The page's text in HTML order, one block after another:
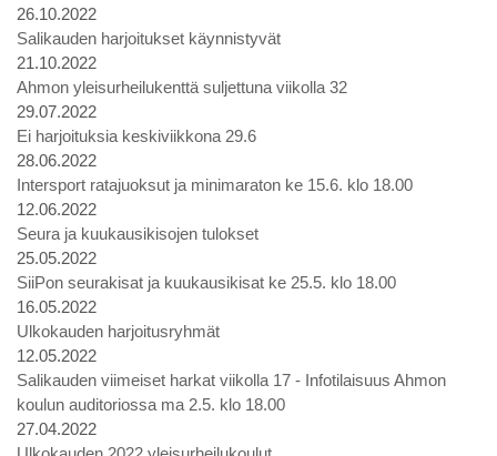
26.10.2022
Salikauden harjoitukset käynnistyvät
21.10.2022
Ahmon yleisurheilukenttä suljettuna viikolla 32
29.07.2022
Ei harjoituksia keskiviikkona 29.6
28.06.2022
Intersport ratajuoksut ja minimaraton ke 15.6. klo 18.00
12.06.2022
Seura ja kuukausikisojen tulokset
25.05.2022
SiiPon seurakisat ja kuukausikisat ke 25.5. klo 18.00
16.05.2022
Ulkokauden harjoitusryhmät
12.05.2022
Salikauden viimeiset harkat viikolla 17 - Infotilaisuus Ahmon
koulun auditoriossa ma 2.5. klo 18.00
27.04.2022